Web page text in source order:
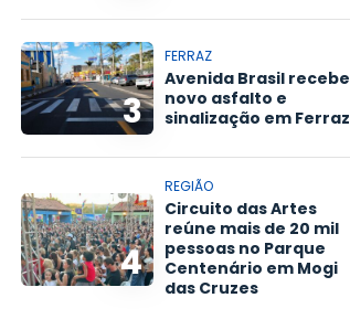
3
FERRAZ
Avenida Brasil recebe
novo asfalto e
sinalização em Ferraz
4
REGIÃO
Circuito das Artes
reúne mais de 20 mil
pessoas no Parque
Centenário em Mogi
das Cruzes